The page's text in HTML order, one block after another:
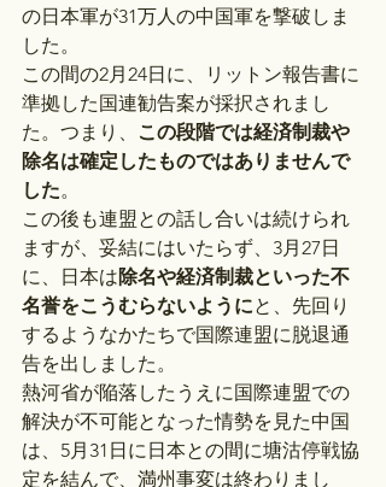
の日本軍が31万人の中国軍を撃破しま
した。
この間の2月24日に、リットン報告書に
準拠した国連勧告案が採択されまし
た。つまり、
この段階では経済制裁や
除名は確定したものではありませんで
した。
この後も連盟との話し合いは続けられ
ますが、妥結にはいたらず、3月27日
に、日本は除名や経済制裁といった不
名誉をこうむらないようにと、先回り
するようなかたちで国際連盟に脱退通
告を出しました。
熱河省が陥落したうえに国際連盟での
解決が不可能となった情勢を見た中国
は、5月31日に日本との間に塘沽停戦協
定を結んで、満州事変は終わりまし